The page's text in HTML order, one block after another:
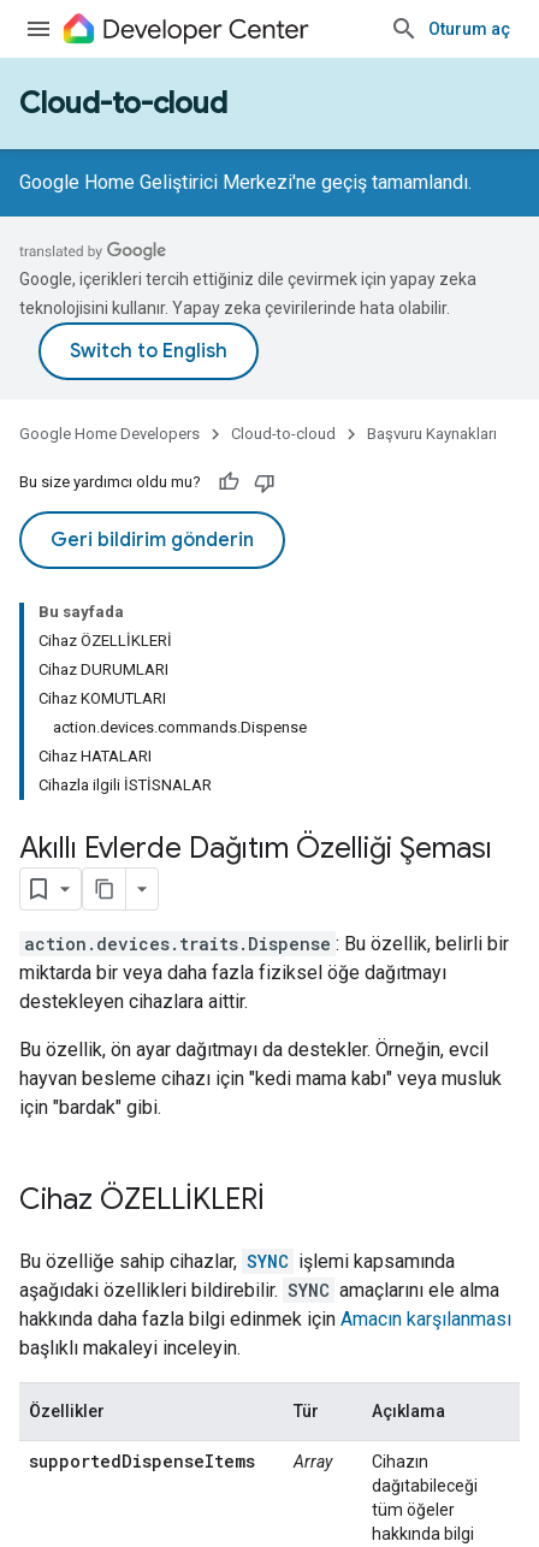
Oturum aç
Cloud-to-cloud
Google Home Geliştirici Merkezi'ne geçiş tamamlandı.
Google, içerikleri tercih ettiğiniz dile çevirmek için yapay zeka
teknolojisini kullanır. Yapay zeka çevirilerinde hata olabilir.
Google Home Developers Cloud-to-cloud Başvuru Kaynakları
Bu size yardımcı oldu mu?
Geri bildirim gönderin
Bu sayfada
Cihaz ÖZELLİKLERİ
Cihaz DURUMLARI
Cihaz KOMUTLARI
action.devices.commands.Dispense
Cihaz HATALARI
Cihazla ilgili İSTİSNALAR
Akıllı Evlerde Dağıtım Özelliği Şeması
action.devices.traits.Dispense : Bu özellik, belirli bir
miktarda bir veya daha fazla fiziksel öğe dağıtmayı
destekleyen cihazlara aittir.
Bu özellik, ön ayar dağıtmayı da destekler. Örneğin, evcil
hayvan besleme cihazı için "kedi mama kabı" veya musluk
için "bardak" gibi.
Cihaz ÖZELLİKLERİ
Bu özelliğe sahip cihazlar, SYNC işlemi kapsamında
aşağıdaki özellikleri bildirebilir. SYNC amaçlarını ele alma
hakkında daha fazla bilgi edinmek için Amacın karşılanması
başlıklı makaleyi inceleyin.
Özellikler Tür Açıklama
supportedDispenseItems Array
Cihazın
dağıtabileceği
tüm öğeler
hakkında bilgi